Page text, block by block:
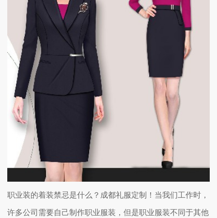
职业装的着装禁忌是什么？成都礼服定制！当我们工作时，
许多公司需要自己制作职业服装，但是职业服装不同于其他